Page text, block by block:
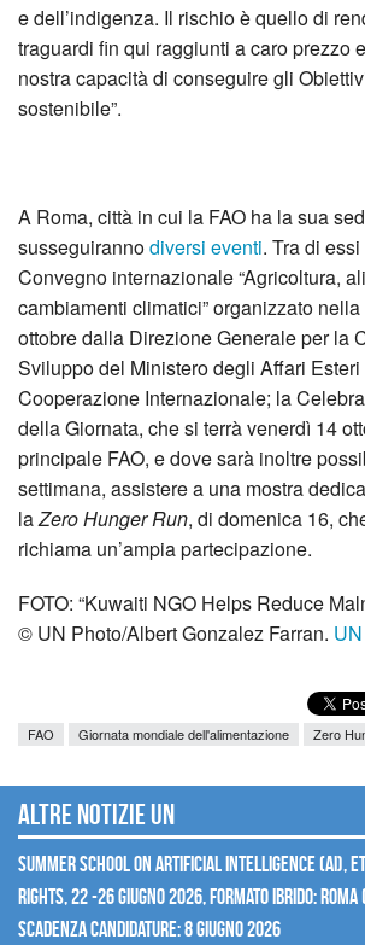
e dell’indigenza. Il rischio è quello di
traguardi fin qui raggiunti a caro prezzo
nostra capacità di conseguire gli
sostenibile”.
A Roma, città in cui la FAO ha la sua
susseguirannodiversi eventi. Tra di
Convegno internazionale “Agricoltura,
cambiamenti climatici” organizzato
ottobre dalla Direzione Generale per la
Sviluppo del Ministero degli Affari
Cooperazione Internazionale; la
della Giornata, che si terrà venerdì 14
principale FAO, e dove sarà inoltre
settimana, assistere a una mostra
laZero Hunger Run, di domenica 16,
richiama un’ampia partecipazione.
FOTO: “Kuwaiti NGO Helps Reduce
© UN Photo/Albert Gonzalez Farran.
FAO Giornata mondiale dell'alimentazione Zero
Altre notizie UN
Summer School on Artificial Intelligence (AI),
Rights, 22 -26 giugno 2026, Formato Ibrido:
Scadenza candidature: 8 giugno 2026